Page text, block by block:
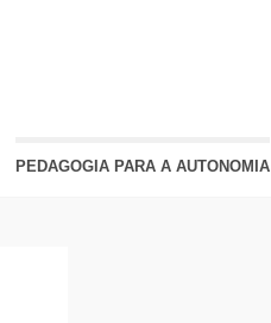
PEDAGOGIA PARA A AUTONOMIA